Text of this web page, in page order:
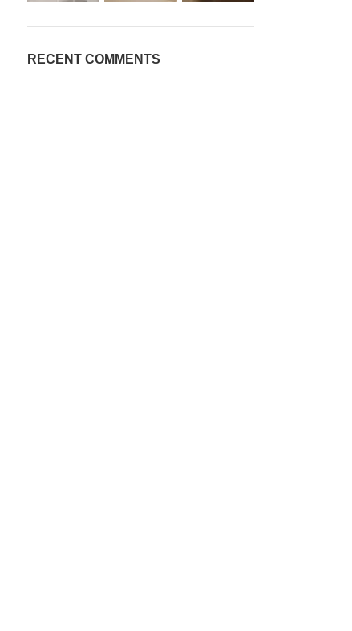
RECENT COMMENTS